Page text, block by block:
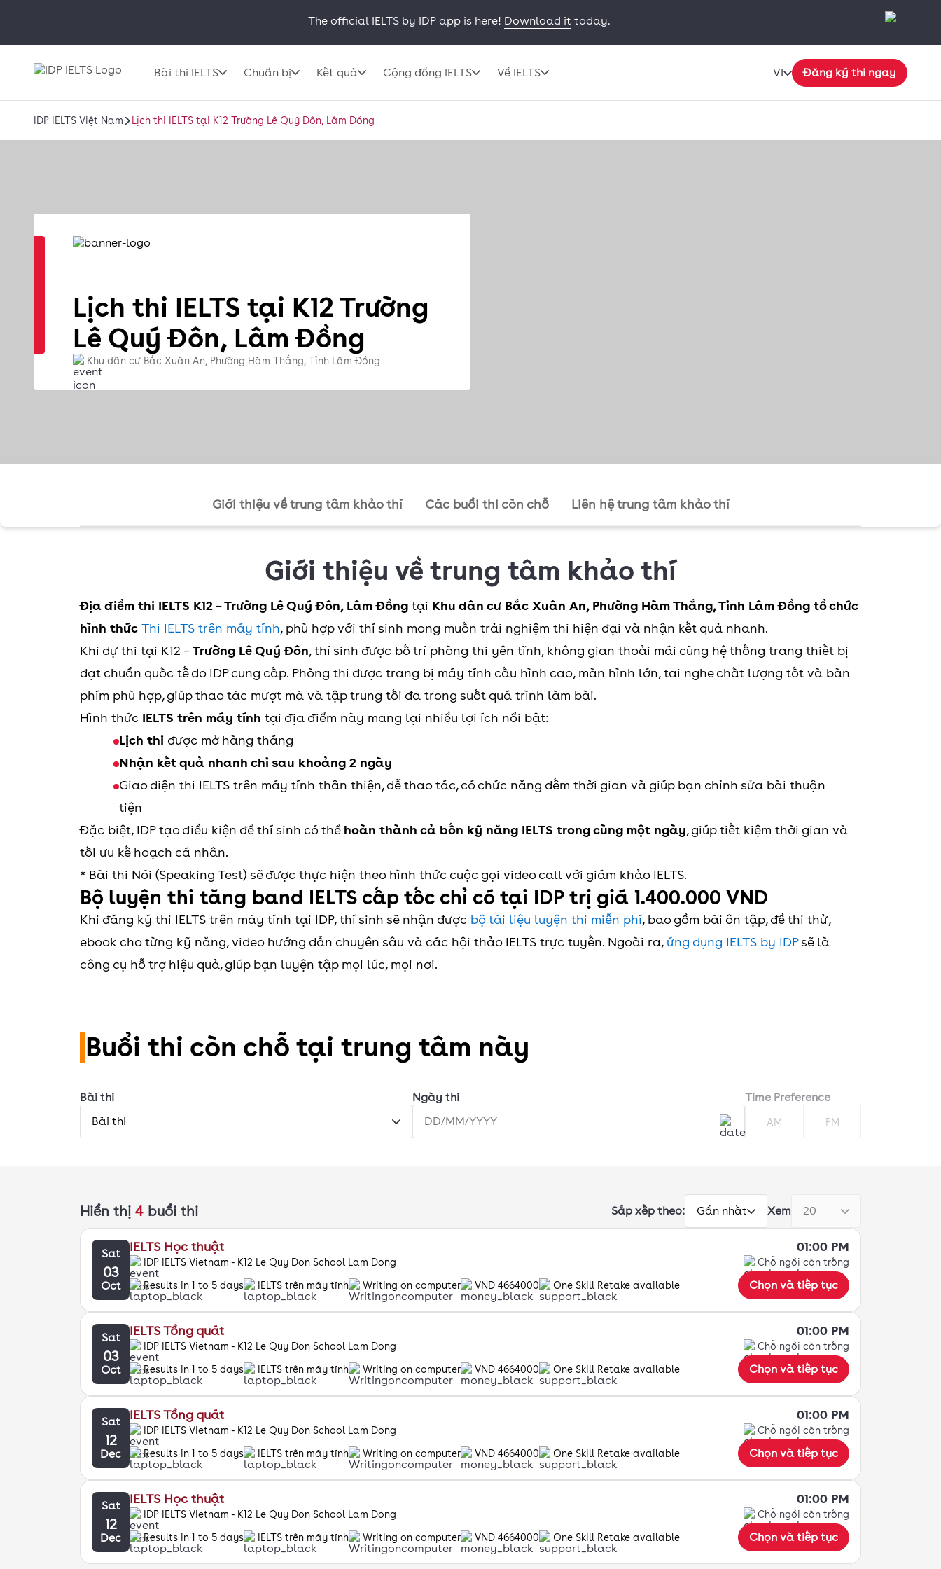
The official IELTS by IDP app is here! Download it today.
Bài thi IELTS Chuẩn bị Kết quả Cộng đồng IELTS Về IELTS VI Đăng ký thi ngay
IDP IELTS Việt Nam Lịch thi IELTS tại K12 Trường Lê Quý Đôn, Lâm Đồng
Lịch thi IELTS tại K12 Trường
Lê Quý Đôn, Lâm Đồng
Khu dân cư Bắc Xuân An, Phường Hàm Thắng, Tỉnh Lâm Đồng
Giới thiệu về trung tâm khảo thí Các buổi thi còn chỗ Liên hệ trung tâm khảo thí
Giới thiệu về trung tâm khảo thí
Địa điểm thi IELTS K12 – Trường Lê Quý Đôn, Lâm Đồng tại Khu dân cư Bắc Xuân An, Phường Hàm Thắng, Tỉnh Lâm Đồng tổ chức
hình thức Thi IELTS trên máy tính, phù hợp với thí sinh mong muốn trải nghiệm thi hiện đại và nhận kết quả nhanh.
Khi dự thi tại K12 – Trường Lê Quý Đôn, thí sinh được bố trí phòng thi yên tĩnh, không gian thoải mái cùng hệ thống trang thiết bị
đạt chuẩn quốc tế do IDP cung cấp. Phòng thi được trang bị máy tính cấu hình cao, màn hình lớn, tai nghe chất lượng tốt và bàn
phím phù hợp, giúp thao tác mượt mà và tập trung tối đa trong suốt quá trình làm bài.
Hình thức IELTS trên máy tính tại địa điểm này mang lại nhiều lợi ích nổi bật:
Lịch thi được mở hàng tháng
Nhận kết quả nhanh chỉ sau khoảng 2 ngày
Giao diện thi IELTS trên máy tính thân thiện, dễ thao tác, có chức năng đếm thời gian và giúp bạn chỉnh sửa bài thuận
tiện
Đặc biệt, IDP tạo điều kiện để thí sinh có thể hoàn thành cả bốn kỹ năng IELTS trong cùng một ngày, giúp tiết kiệm thời gian và
tối ưu kế hoạch cá nhân.
* Bài thi Nói (Speaking Test) sẽ được thực hiện theo hình thức cuộc gọi video call với giám khảo IELTS.
Bộ luyện thi tăng band IELTS cấp tốc chỉ có tại IDP trị giá 1.400.000 VND
Khi đăng ký thi IELTS trên máy tính tại IDP, thí sinh sẽ nhận được bộ tài liệu luyện thi miễn phí, bao gồm bài ôn tập, đề thi thử,
ebook cho từng kỹ năng, video hướng dẫn chuyên sâu và các hội thảo IELTS trực tuyến. Ngoài ra, ứng dụng IELTS by IDPsẽ là
công cụ hỗ trợ hiệu quả, giúp bạn luyện tập mọi lúc, mọi nơi.
Buổi thi còn chỗ tại trung tâm này
Bài thi
Bài thi
Ngày thi Time Preference
AM PM
Hiển thị 4 buổi thi Sắp xếp theo: Gần nhất Xem 20
Sat
03
Oct
IELTS Học thuật
IDP IELTS Vietnam - K12 Le Quy Don School Lam Dong
01:00 PM
Chỗ ngồi còn trống
Results in 1 to 5 days IELTS trên máy tính Writing on computer VND 4664000 One Skill Retake available Chọn và tiếp tục
Sat
03
Oct
IELTS Tổng quát
IDP IELTS Vietnam - K12 Le Quy Don School Lam Dong
01:00 PM
Chỗ ngồi còn trống
Results in 1 to 5 days IELTS trên máy tính Writing on computer VND 4664000 One Skill Retake available Chọn và tiếp tục
Sat
12
Dec
IELTS Tổng quát
IDP IELTS Vietnam - K12 Le Quy Don School Lam Dong
01:00 PM
Chỗ ngồi còn trống
Results in 1 to 5 days IELTS trên máy tính Writing on computer VND 4664000 One Skill Retake available Chọn và tiếp tục
Sat
12
Dec
IELTS Học thuật
IDP IELTS Vietnam - K12 Le Quy Don School Lam Dong
01:00 PM
Chỗ ngồi còn trống
Results in 1 to 5 days IELTS trên máy tính Writing on computer VND 4664000 One Skill Retake available Chọn và tiếp tục